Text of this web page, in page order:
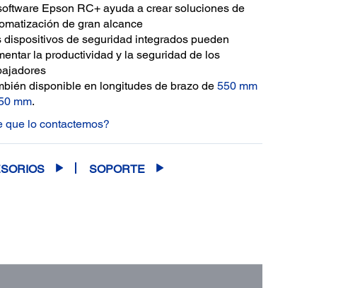
Epson RC+ ayuda a crear soluciones de
de gran alcance
dispositivos de seguridad integrados pueden
la productividad y la seguridad de los
disponible en longitudes de brazo de 550 mm
mm.
que lo contactemos?
SOPORTE